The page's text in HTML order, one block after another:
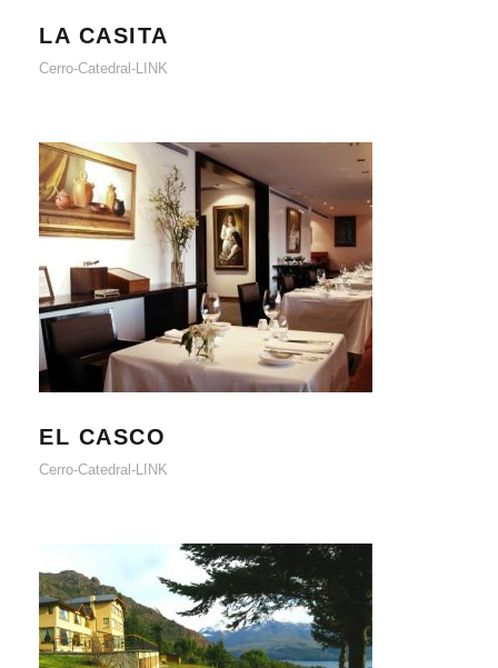
LA CASITA
Cerro-Catedral-LINK
EL CASCO
EL CASCO
Cerro-Catedral-LINK